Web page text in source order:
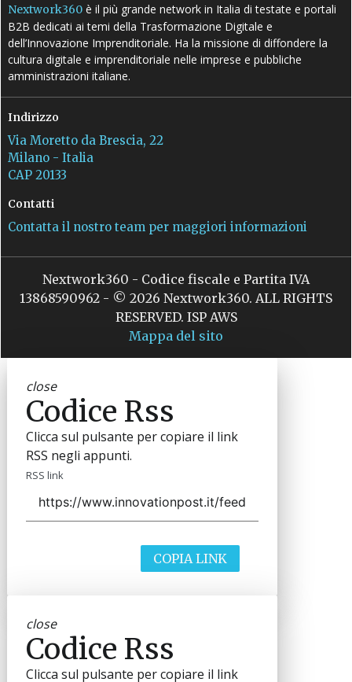
Nextwork360 è il più grande network in Italia di testate e portali
B2B dedicati ai temi della Trasformazione Digitale e
dell’Innovazione Imprenditoriale. Ha la missione di diffondere la
cultura digitale e imprenditoriale nelle imprese e pubbliche
amministrazioni italiane.
Indirizzo
Via Moretto da Brescia, 22
Milano - Italia
CAP 20133
Contatti
Contatta il nostro team per maggiori informazioni
Nextwork360 - Codice fiscale e Partita IVA
13868590962 - © 2026 Nextwork360. ALL RIGHTS
RESERVED. ISP AWS
Mappa del sito
close
Codice Rss
Clicca sul pulsante per copiare il link
RSS negli appunti.
RSS link
COPIA LINK
close
Codice Rss
Clicca sul pulsante per copiare il link